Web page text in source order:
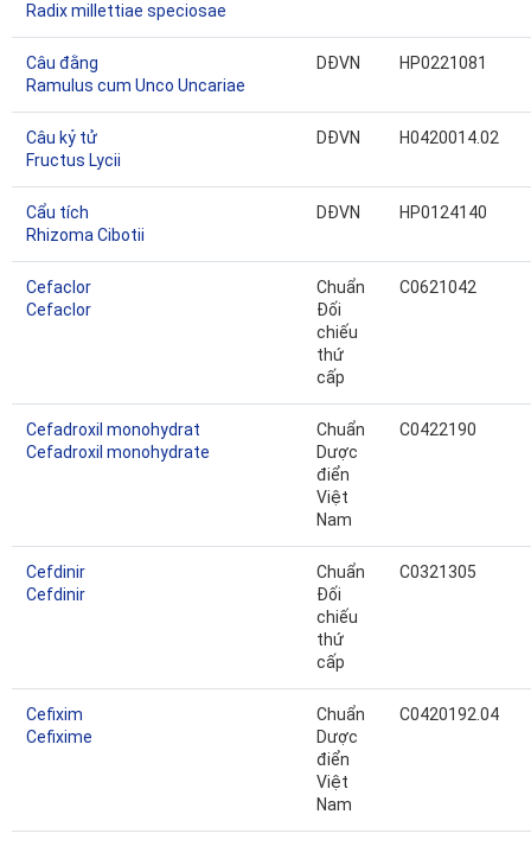
Radix millettiae speciosae
Câu đằng
Ramulus cum Unco Uncariae
DĐVN HP0221081
Câu kỷ tử
Fructus Lycii
DĐVN H0420014.02
Cẩu tích
Rhizoma Cibotii
DĐVN HP0124140
Cefaclor
Cefaclor
Chuẩn
Đối
chiếu
thứ
cấp
C0621042
Cefadroxil monohydrat
Cefadroxil monohydrate
Chuẩn
Dược
điển
Việt
Nam
C0422190
Cefdinir
Cefdinir
Chuẩn
Đối
chiếu
thứ
cấp
C0321305
Cefixim
Cefixime
Chuẩn
Dược
điển
Việt
Nam
C0420192.04